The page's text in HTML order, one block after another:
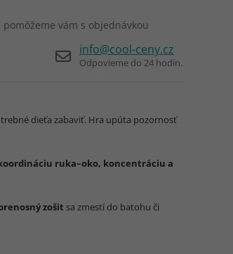
vám s objednávkou
info@cool-ceny.cz
Odpovieme do 24 hodín.
dieťa zabaviť. Hra upúta pozornosť
ruka–oko, koncentráciu a
zošit sa zmestí do batohu či